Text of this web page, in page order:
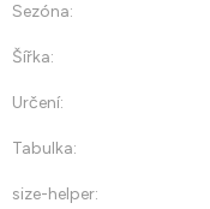
Sezóna:
Šířka:
Určení:
Tabulka:
size-helper: